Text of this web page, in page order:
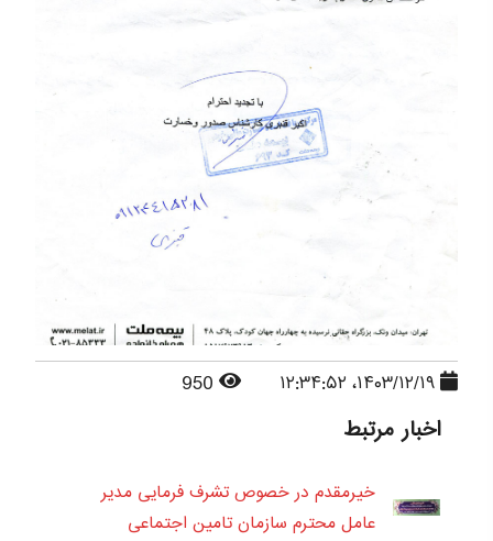
اخبار مرتبط
خیرمقدم در خصوص تشرف فرمایی مدیر
عامل محترم سازمان تامین اجتماعی